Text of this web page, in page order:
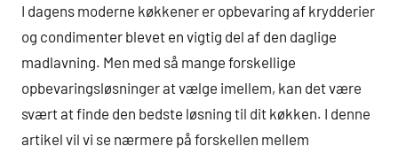
I dagens moderne køkkener er opbevaring af krydderier
og condimenter blevet en vigtig del af den daglige
madlavning. Men med så mange forskellige
opbevaringsløsninger at vælge imellem, kan det være
svært at finde den bedste løsning til dit køkken. I denne
artikel vil vi se nærmere på forskellen mellem